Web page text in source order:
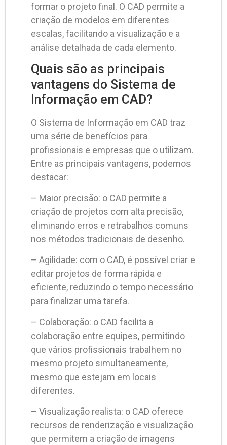
formar o projeto final. O CAD permite a
criação de modelos em diferentes
escalas, facilitando a visualização e a
análise detalhada de cada elemento.
Quais são as principais
vantagens do Sistema de
Informação em CAD?
O Sistema de Informação em CAD traz
uma série de benefícios para
profissionais e empresas que o utilizam.
Entre as principais vantagens, podemos
destacar:
– Maior precisão: o CAD permite a
criação de projetos com alta precisão,
eliminando erros e retrabalhos comuns
nos métodos tradicionais de desenho.
– Agilidade: com o CAD, é possível criar e
editar projetos de forma rápida e
eficiente, reduzindo o tempo necessário
para finalizar uma tarefa.
– Colaboração: o CAD facilita a
colaboração entre equipes, permitindo
que vários profissionais trabalhem no
mesmo projeto simultaneamente,
mesmo que estejam em locais
diferentes.
– Visualização realista: o CAD oferece
recursos de renderização e visualização
que permitem a criação de imagens